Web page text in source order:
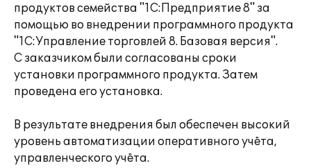
продуктов семейства "1С:Предприятие 8" за
помощью во внедрении программного продукта
"1С:Управление торговлей 8. Базовая версия".
С заказчиком были согласованы сроки
установки программного продукта. Затем
проведена его установка.
В результате внедрения был обеспечен высокий
уровень автоматизации оперативного учёта,
управленческого учёта.